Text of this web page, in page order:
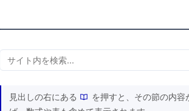
見出しの右にある を押すと、その節の内容